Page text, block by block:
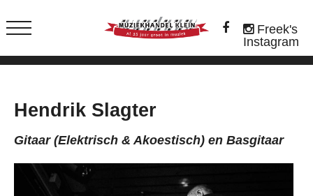
Freek's
Instagram
Hendrik Slagter
Gitaar (Elektrisch & Akoestisch) en Basgitaar